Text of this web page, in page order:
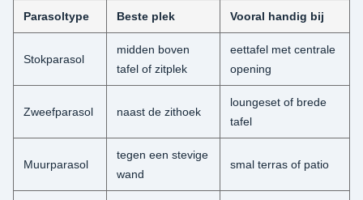
Parasoltype Beste plek Vooral handig bij
Stokparasol
midden boven
tafel of zitplek
eettafel met centrale
opening
Zweefparasol naast de zithoek
loungeset of brede
tafel
Muurparasol
tegen een stevige
wand
smal terras of patio